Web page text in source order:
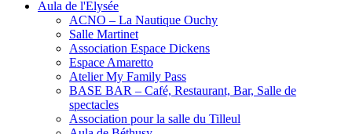
Aula de l'Elysée
ACNO – La Nautique Ouchy
Salle Martinet
Association Espace Dickens
Espace Amaretto
Atelier My Family Pass
BASE BAR – Café, Restaurant, Bar, Salle de
spectacles
Association pour la salle du Tilleul